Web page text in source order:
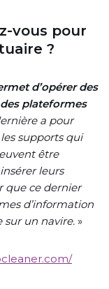
vous pour
?
d’opérer des
plateformes
a pour
supports qui
être
leurs
que ce dernier
d’information
sur un navire. »